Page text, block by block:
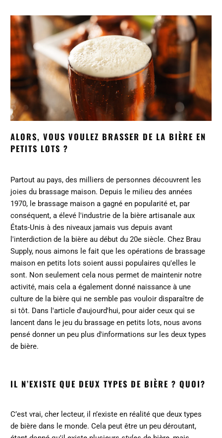
ALORS, VOUS VOULEZ BRASSER DE LA BIÈRE EN
PETITS LOTS ?
Partout au pays, des milliers de personnes découvrent les
joies du brassage maison. Depuis le milieu des années
1970, le brassage maison a gagné en popularité et, par
conséquent, a élevé l'industrie de la bière artisanale aux
États-Unis à des niveaux jamais vus depuis avant
l'interdiction de la bière au début du 20e siècle. Chez Brau
Supply, nous aimons le fait que les opérations de brassage
maison en petits lots soient aussi populaires qu'elles le
sont. Non seulement cela nous permet de maintenir notre
activité, mais cela a également donné naissance à une
culture de la bière qui ne semble pas vouloir disparaître de
si tôt. Dans l'article d'aujourd'hui, pour aider ceux qui se
lancent dans le jeu du brassage en petits lots, nous avons
pensé donner un peu plus d'informations sur les deux types
de bière.
IL N’EXISTE QUE DEUX TYPES DE BIÈRE ? QUOI?
C’est vrai, cher lecteur, il n’existe en réalité que deux types
de bière dans le monde. Cela peut être un peu déroutant,